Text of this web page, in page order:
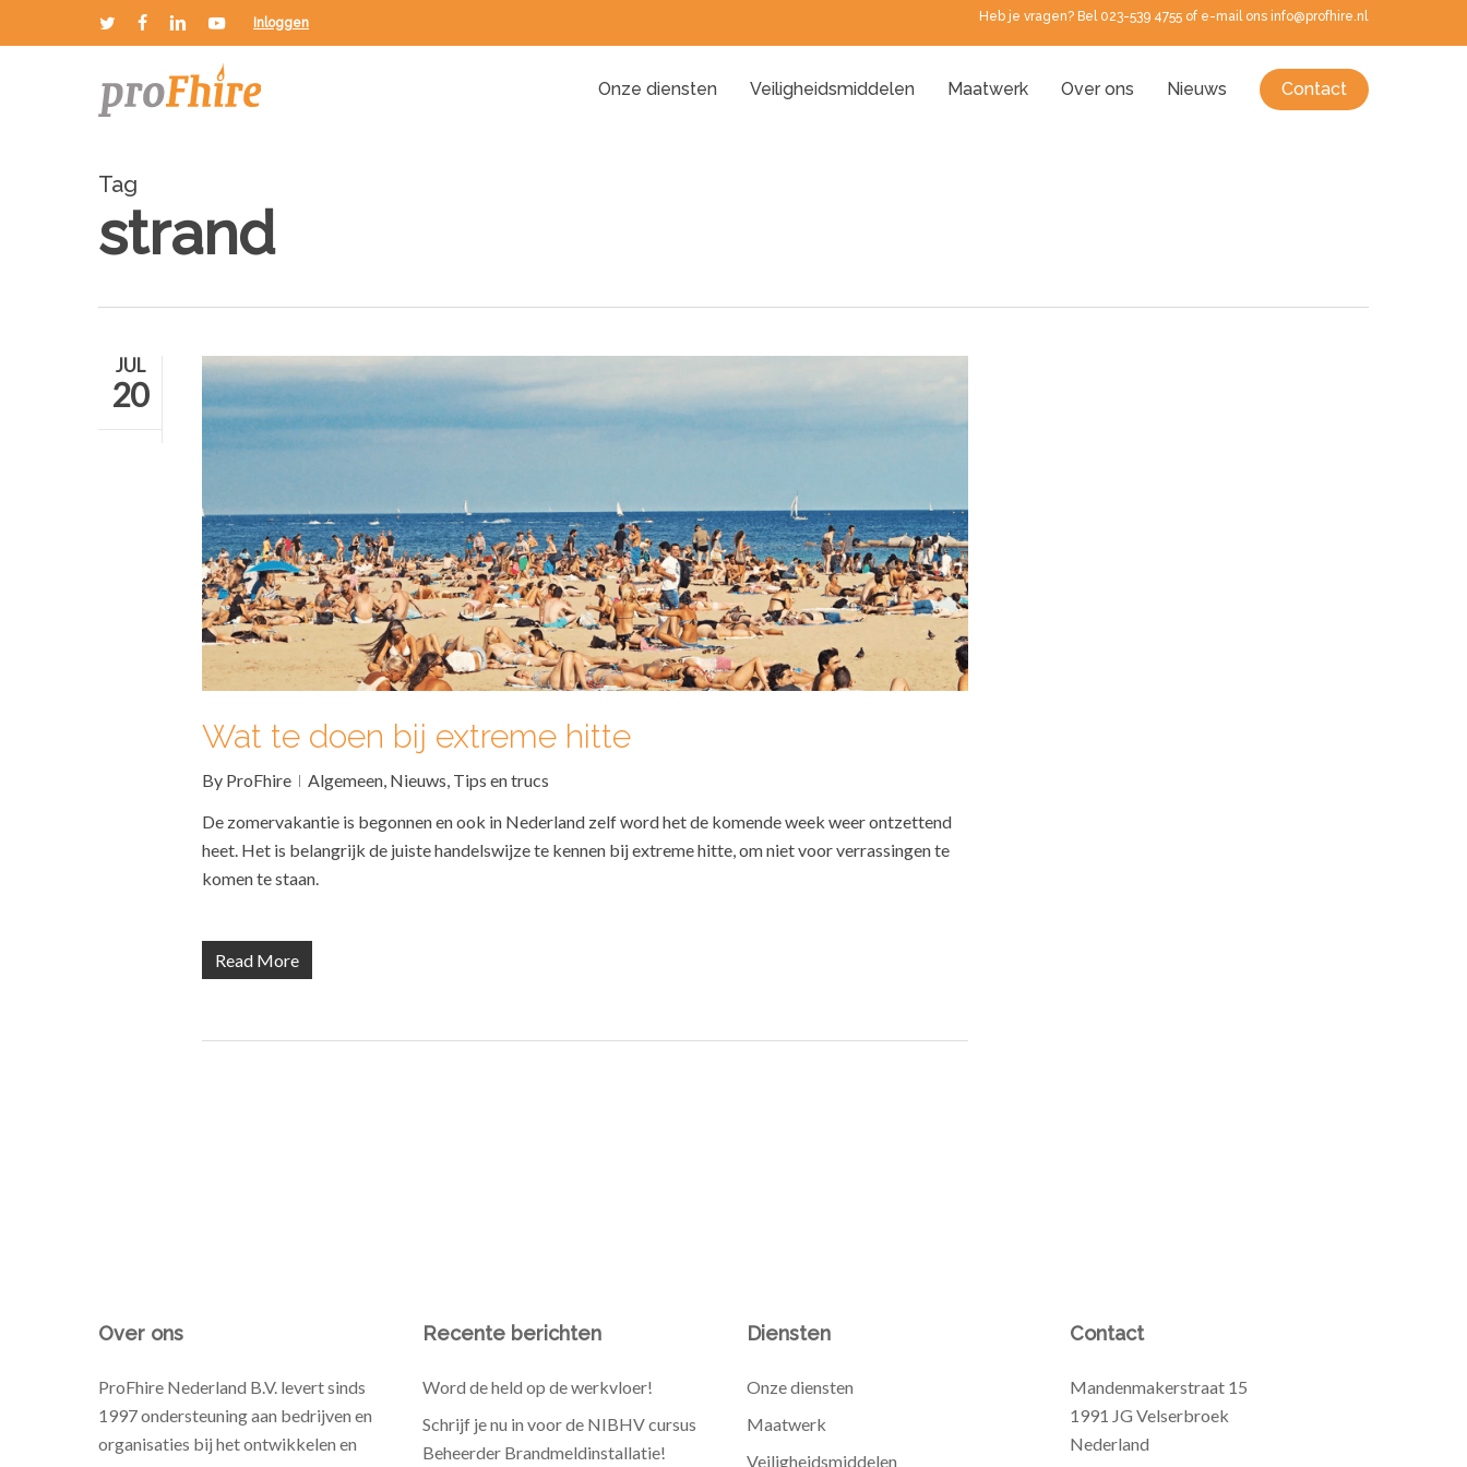
to
Inloggen Heb je vragen? Bel 023-539 4755 of e-mail ons info@profhire.nl
Onze diensten Veiligheidsmiddelen Maatwerk Over ons Nieuws Contact
Tag
strand
JUL
20
Wat te doen bij extreme hitte
By ProFhire Algemeen, Nieuws, Tips en trucs
De zomervakantie is begonnen en ook in Nederland zelf word het de komende week weer ontzettend
heet. Het is belangrijk de juiste handelswijze te kennen bij extreme hitte, om niet voor verrassingen te
komen te staan.
Read More
Over ons
ProFhire Nederland B.V. levert sinds
1997 ondersteuning aan bedrijven en
organisaties bij het ontwikkelen en
Recente berichten
Word de held op de werkvloer!
Schrijf je nu in voor de NIBHV cursus
Beheerder Brandmeldinstallatie!
Diensten
Onze diensten
Maatwerk
Veiligheidsmiddelen
Contact
Mandenmakerstraat 15
1991 JG Velserbroek
Nederland